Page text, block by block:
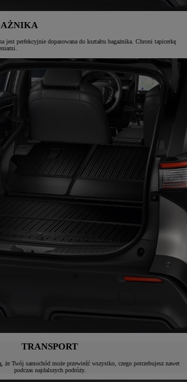
jest perfekcyjnie dopasowana do kształtu bagażnika. Chroni tapicerkę
TRANSPORT
że Twój samochód może przewieźć wszystko, czego potrzebujesz nawet
podczas najdalszych podróży.